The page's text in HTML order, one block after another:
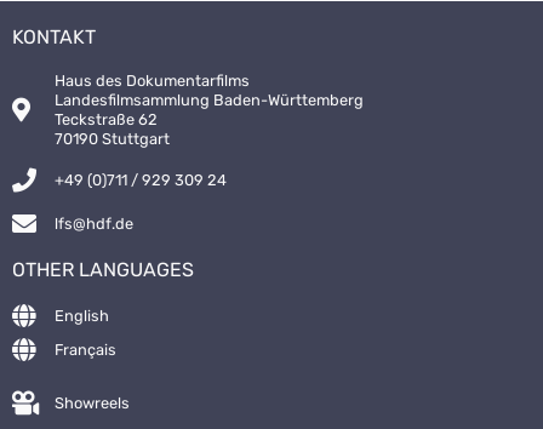
KONTAKT
Haus des Dokumentarfilms
Landesfilmsammlung Baden-Württemberg
Teckstraße 62
70190 Stuttgart
+49 (0)711 / 929 309 24
lfs@hdf.de
OTHER LANGUAGES
English
Français
Showreels